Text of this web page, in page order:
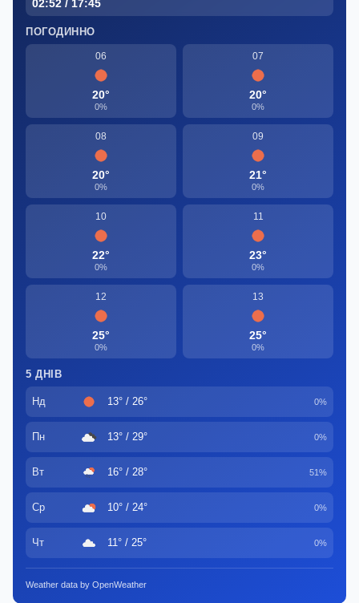
02:52 / 17:45
ПОГОДИННО
06
20°
0%
07
20°
0%
08
20°
0%
09
21°
0%
10
22°
0%
11
23°
0%
12
25°
0%
13
25°
0%
5 ДНІВ
Нд 13° / 26° 0%
Пн 13° / 29° 0%
Вт 16° / 28° 51%
Ср 10° / 24° 0%
Чт 11° / 25° 0%
Weather data by OpenWeather